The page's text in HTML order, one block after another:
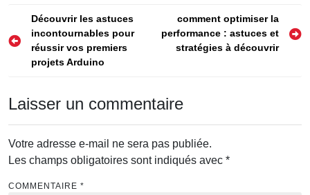
Navigation
de
l’article
Découvrir les astuces
incontournables pour
réussir vos premiers
projets Arduino
comment optimiser la
performance : astuces et
stratégies à découvrir
Laisser un commentaire
Votre adresse e-mail ne sera pas publiée.
Les champs obligatoires sont indiqués avec *
COMMENTAIRE *